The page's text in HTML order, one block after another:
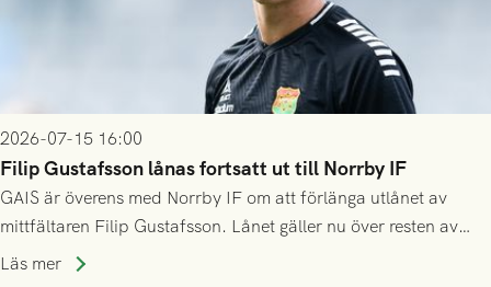
2026-07-15 16:00
Filip Gustafsson lånas fortsatt ut till Norrby IF
GAIS är överens med Norrby IF om att förlänga utlånet av
mittfältaren Filip Gustafsson. Lånet gäller nu över resten av
säsongen 2026.
Läs mer